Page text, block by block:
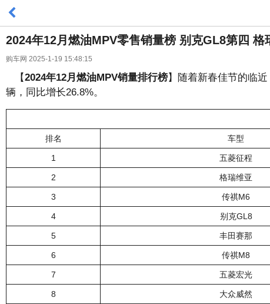
2024年12月燃油MPV零售销量榜 别克GL8第四 格
购车网 2025-1-19 15:48:15
【2024年12月燃油MPV销量排行榜】随着新春佳节的临
辆，同比增长26.8%。
排名 车型
1 五菱征程
2 格瑞维亚
3 传祺M6
4 别克GL8
5 丰田赛那
6 传祺M8
7 五菱宏光
8 大众威然